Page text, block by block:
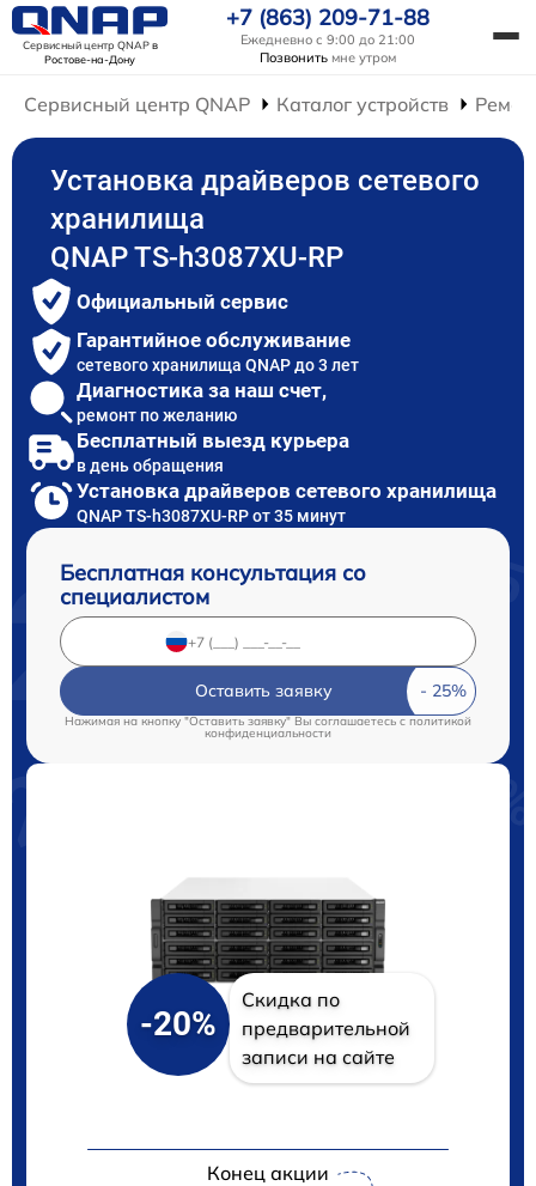
Сервисный центр QNAPв
Ростове-на-Дону
+7 (863) 209-71-88
Ежедневно с 9:00 до 21:00
Позвонить мне утром
Сервисный центр QNAP Каталог устройств
Установка драйверов сетевого
хранилища
QNAP TS-h3087XU-RP
Официальный сервис
Гарантийное обслуживание
сетевого хранилища QNAP до 3 лет
Диагностика за наш счет,
ремонт по желанию
Бесплатный выезд курьера
в день обращения
Установка драйверов сетевого хранилища
QNAP TS-h3087XU-RP от 35 минут
Бесплатная консультация со
специалистом
Оставить заявку
Нажимая на кнопку "Оставить заявку" Вы соглашаетесь cполитикой
конфиденциальности
-20%
Скидка по
предварительной
записи на сайте
Конец акции